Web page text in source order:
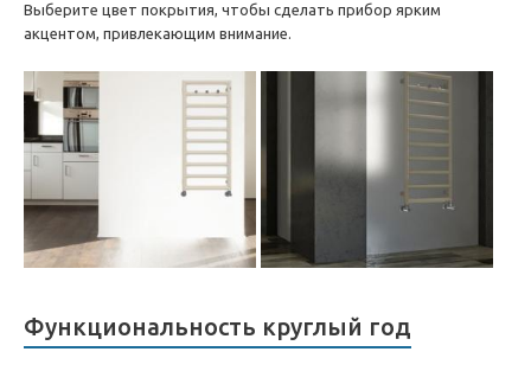
Выберите цвет покрытия, чтобы сделать прибор ярким
акцентом, привлекающим внимание.
Функциональность круглый год